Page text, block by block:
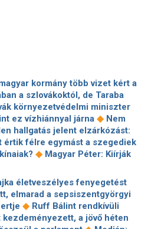
kormány több vizet kért a
a szlovákoktól, de Taraba
környezetvédelmi miniszter
ez vízhiánnyal járna ◆ Nem
hallgatás jelent elzárkózást:
értik félre egymást a szegediek
◆ Magyar Péter: Kiírják
magyar állami
fognak előírni ◆Orbán
hatszor repült honvédségi
Csádba és Nigerbe◆ Ismert
utazási iroda ment csődbe,
életveszélyes fenyegetést
elmarad a sepsiszentgyörgyi
◆ Ruff Bálint rendkívüli
kezdeményezett, a jövő héten